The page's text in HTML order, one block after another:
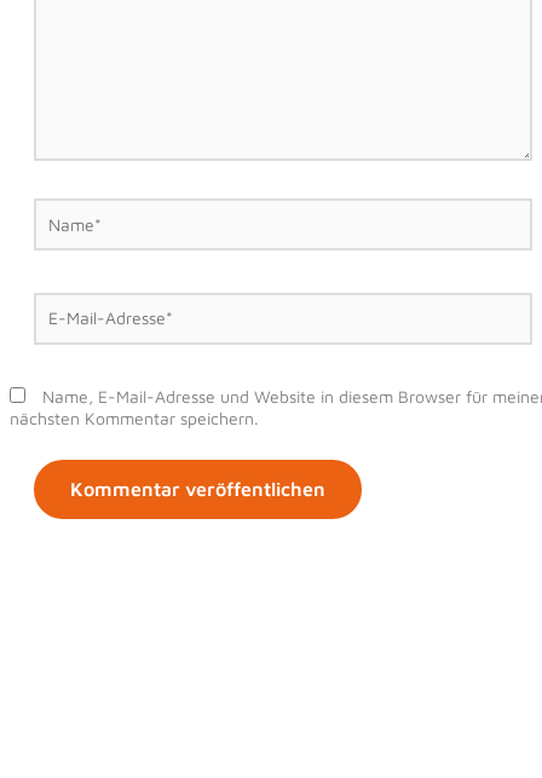
Name*
E-
Mail-
Adresse*
Name, E-Mail-Adresse und Website in diesem Browser für
nächsten Kommentar speichern.